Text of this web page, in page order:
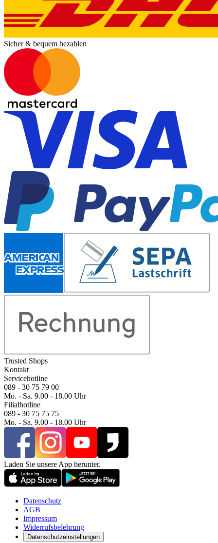
Sicher & bequem bezahlen
Trusted Shops
Kontakt
Servicehotline
089 - 30 75 79 00
Mo. - Sa. 9.00 - 18.00 Uhr
Filialhotline
089 - 30 75 75 75
Mo. - Sa. 9.00 - 18.00 Uhr
Laden Sie unsere App herunter.
Datenschutz
AGB
Impressum
Widerrufsbelehrung
Datenschutzeinstellungen